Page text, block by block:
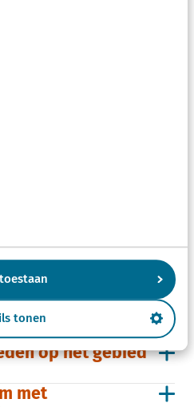
tonen
organisatie kan
Maak een afspraak
door
op het gebied
met